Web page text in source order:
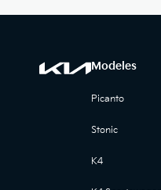
Modeles
Picanto
Stonic
K4